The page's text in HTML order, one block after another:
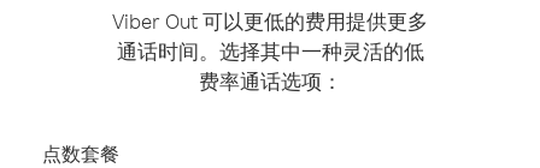
Viber Out 可以更低的费用提供更多
通话时间。选择其中一种灵活的低
费率通话选项：
点数套餐